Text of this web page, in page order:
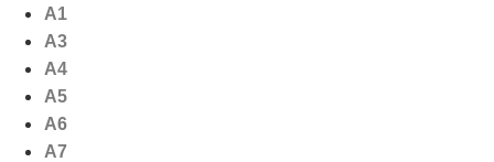
naar
inhoud
A1
A3
A4
A5
A6
A7